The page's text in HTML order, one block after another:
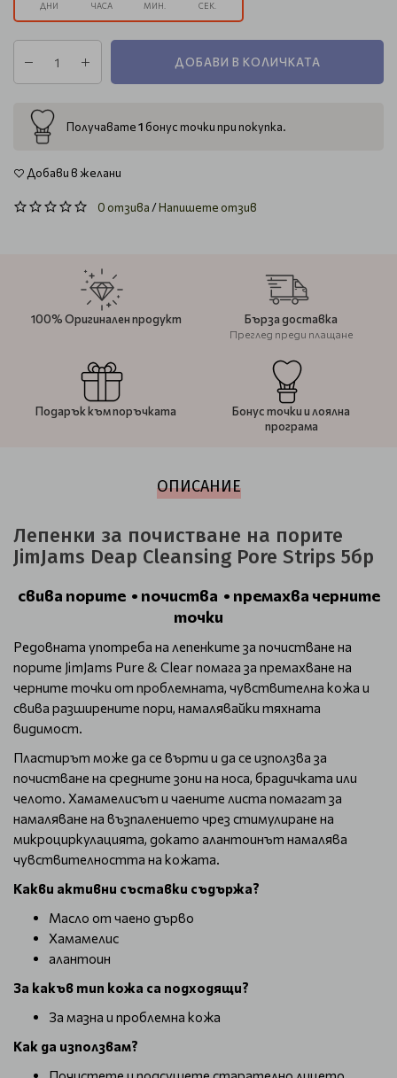
ДНИ ЧАСА МИН. СЕК.
ДОБАВИ В КОЛИЧКАТА
Получавате1 бонус точки при покупка.
Добави в желани
0 отзива/Напишете отзив
100% Оригинален продукт Бърза доставка
Преглед преди плащане
Подарък към поръчката
Бонус точки и лоялна
програма
ОПИСАНИЕ
Лепенки за почистване на порите
JimJams Deap Cleansing Pore Strips 5бр
свива порите • почиства • премахва черните
точки
Редовната употреба на лепенките за почистване на
порите JimJams Pure & Clear помага за премахване на
черните точки от проблемната, чувствителна кожа и
свива разширените пори, намалявайки тяхната
видимост.
Пластирът може да се върти и да се използва за
почистване на средните зони на носа, брадичката или
челото. Хамамелисът и чаените листа помагат за
намаляване на възпалението чрез стимулиране на
микроциркулацията, докато алантоинът намалява
чувствителността на кожата.
Какви активни съставки съдържа?
Масло от чаено дърво
Хамамелис
алантоин
За какъв тип кожа са подходящи?
За мазна и проблемна кожа
Как да използвам?